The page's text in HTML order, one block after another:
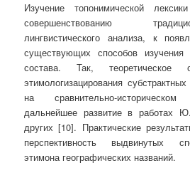
Изучение топонимической
совершенствованию
лингвистического анализа, к
существующих способов изучения
состава. Так, теоретическое
этимологизацирования
на сравнительно-
дальнейшее развитие в работах
других [10]. Практические
перспективность выдвинутых
этимона географических названий.